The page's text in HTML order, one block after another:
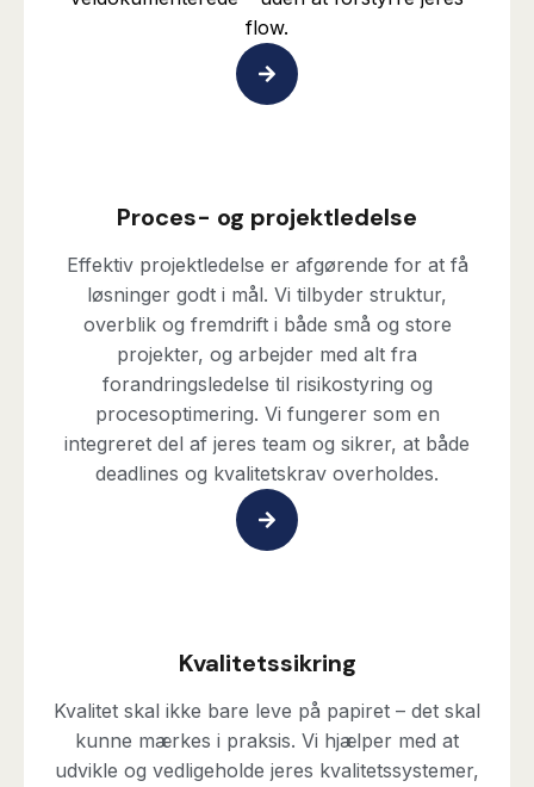
flow.
Proces- og projektledelse
Effektiv projektledelse er afgørende for at få
løsninger godt i mål. Vi tilbyder struktur,
overblik og fremdrift i både små og store
projekter, og arbejder med alt fra
forandringsledelse til risikostyring og
procesoptimering. Vi fungerer som en
integreret del af jeres team og sikrer, at både
deadlines og kvalitetskrav overholdes.
Kvalitetssikring
Kvalitet skal ikke bare leve på papiret – det skal
kunne mærkes i praksis. Vi hjælper med at
udvikle og vedligeholde jeres kvalitetssystemer,